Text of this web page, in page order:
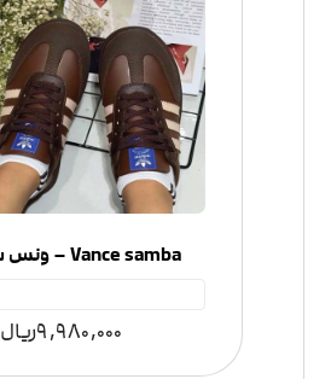
9,980,000ریال